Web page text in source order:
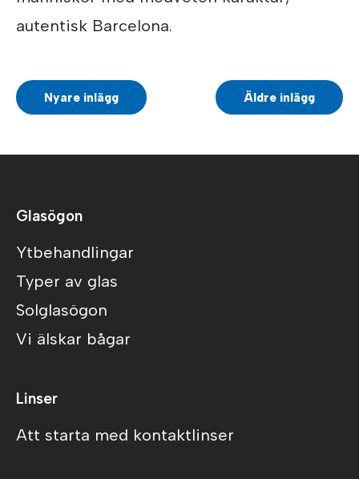
autentisk Barcelona.
Nyare inlägg Äldre inlägg
Glasögon
Ytbehandlingar
Typer av glas
Solglasögon
Vi älskar bågar
Linser
Att starta med kontaktlinser